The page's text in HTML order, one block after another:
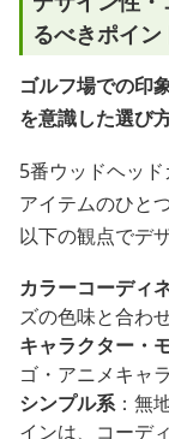
るべきポイン
ゴルフ場での印
を意識した選び
5番ウッドヘッ
アイテムのひとつ
以下の観点でデ
カラーコーディ
ズの色味と合わ
キャラクター・
ゴ・アニメキャ
シンプル系：無
インは、コーデ